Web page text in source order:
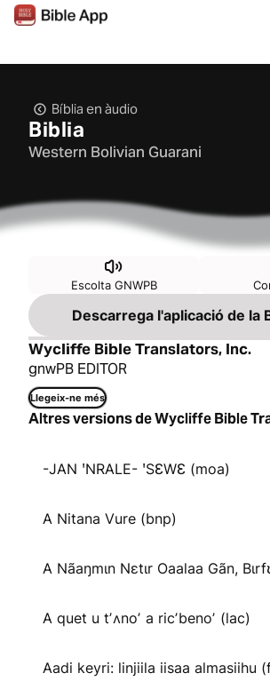
Bíblia en àudio
Biblia
Western Bolivian Guarani
Escolta GNWPB
Descarrega l'aplicació de la
Wycliffe Bible Translators, Inc.
gnwPB EDITOR
Llegeix-ne més
Altres versions de Wycliffe Bible
-JAN ꞌNRALE- ꞌSƐWƐ (moa)
A Nitana Vure (bnp)
A Nãaŋmɩn Nɛtɩr Oaalaa Gãn,
A quet u tʼʌnoʼ a ricʼbenoʼ (lac)
Aadi keyri: linjiila iisaa almasiihu